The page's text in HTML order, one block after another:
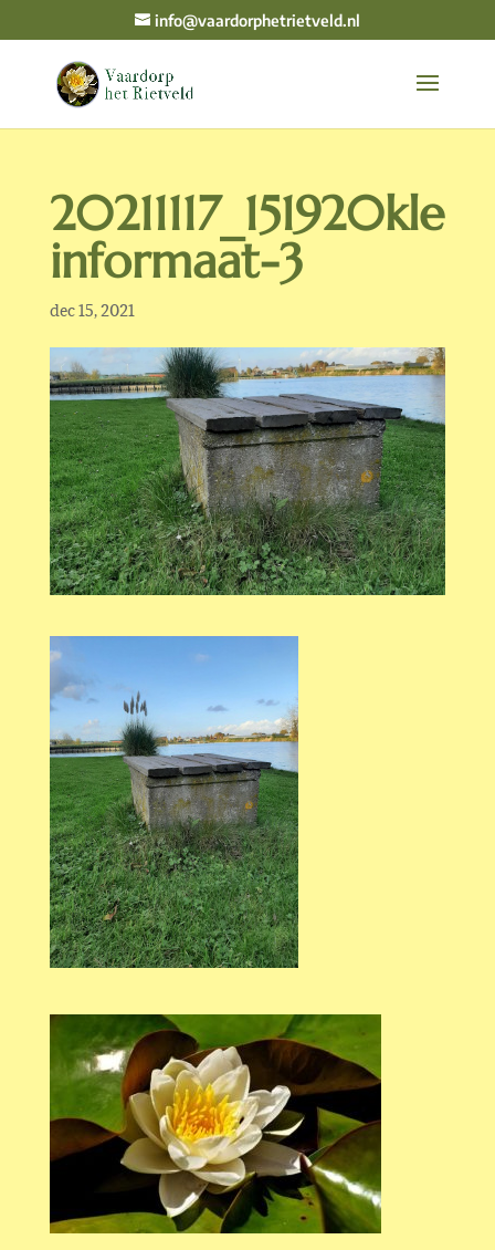
info@vaardorphetrietveld.nl
20211117_151920kle
informaat-3
dec 15, 2021